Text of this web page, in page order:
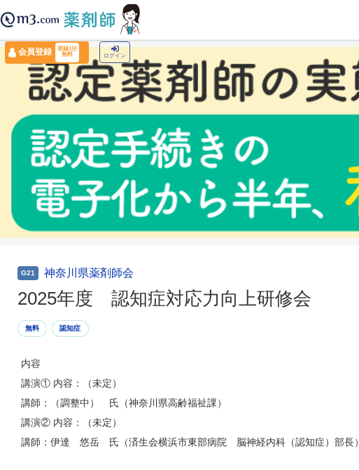
会員登録
登録1分
無料
ログイン
› 2025年度 認知症対応力向上研修会
G21 神奈川県薬剤師会
2025年度 認知症対応力向上研修会
無料 認知症
内容
講演① 内容：（未定）
講師：（調整中） 氏（神奈川県高齢福祉課）
講演② 内容：（未定）
講師：伊達 悠岳 氏（済生会横浜市東部病院 脳神経内科（認知症）部長）